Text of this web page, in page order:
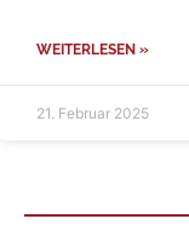
WEITERLESEN »
21. Februar 2025